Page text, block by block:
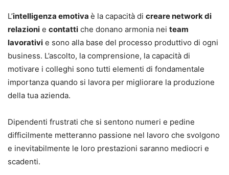
L’intelligenza emotiva è la capacità di creare network di
relazioni e contatti che donano armonia nei team
lavorativi e sono alla base del processo produttivo di ogni
business. L’ascolto, la comprensione, la capacità di
motivare i colleghi sono tutti elementi di fondamentale
importanza quando si lavora per migliorare la produzione
della tua azienda.
Dipendenti frustrati che si sentono numeri e pedine
difficilmente metteranno passione nel lavoro che svolgono
e inevitabilmente le loro prestazioni saranno mediocri e
scadenti.